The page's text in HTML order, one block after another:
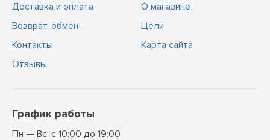
Доставка и оплата
Возврат, обмен
Контакты
Отзывы
О магазине
Цели
Карта сайта
График работы
Пн — Вс: с 10:00 до 19:00